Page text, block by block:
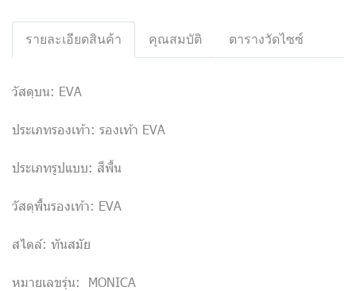
รายละเอียดสินค้า คุณสมบัติ ตารางวัดไซซ์
วัสดุบน: EVA
ประเภทรองเท้า: รองเท้า EVA
ประเภทรูปแบบ: สีพื้น
วัสดุพื้นรองเท้า: EVA
สไตล์: ทันสมัย
หมายเลขรุ่น: MONICA